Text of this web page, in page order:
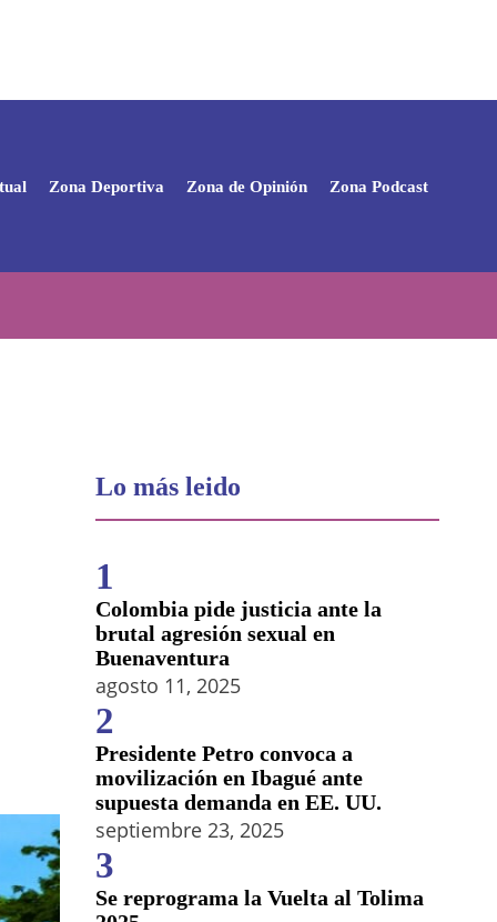
Zona Deportiva Zona de Opinión Zona Podcast
Lo más leido
1
Colombia pide justicia ante la
brutal agresión sexual en
Buenaventura
agosto 11, 2025
2
Presidente Petro convoca a
movilización en Ibagué ante
supuesta demanda en EE. UU.
septiembre 23, 2025
3
Se reprograma la Vuelta al Tolima